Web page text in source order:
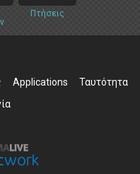
Πτήσεις
Applications
Ταυτότητα